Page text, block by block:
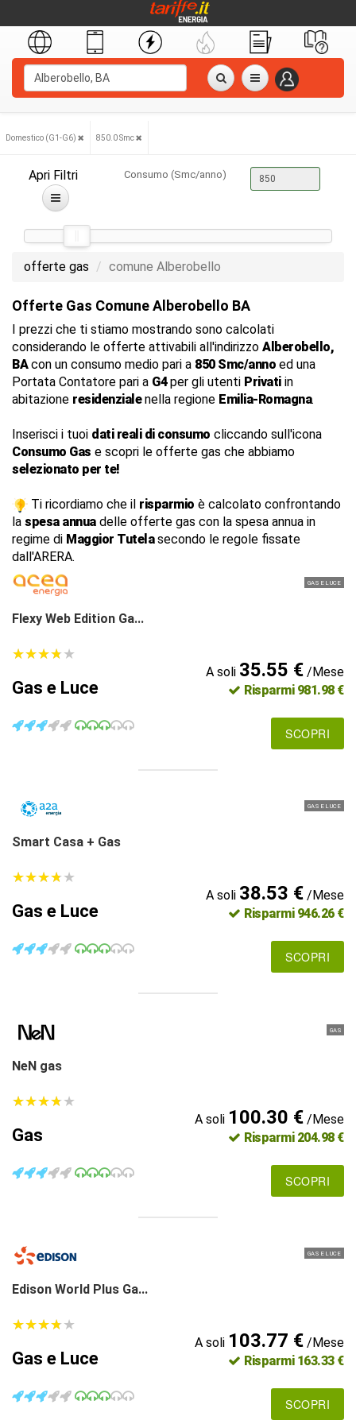
Domestico (G1-G6) 850.0 Smc
Apri Filtri Consumo (Smc/anno)
offerte gas comune Alberobello
Offerte Gas Comune Alberobello BA
I prezzi che ti stiamo mostrando sono calcolati
considerando le offerte attivabili all'indirizzo Alberobello,
BAcon un consumo medio pari a 850 Smc/anno ed una
Portata Contatore pari a G4per gli utenti Privatiin
abitazione residenzialenella regione Emilia-Romagna.
Inserisci i tuoi dati reali di consumo cliccando sull'icona
Consumo Gas e scopri le offerte gas che abbiamo
selezionato per te!
Ti ricordiamo che il risparmio è calcolato confrontando
la spesa annuadelle offerte gas con la spesa annua in
regime di Maggior Tutelasecondo le regole fissate
dall'ARERA.
GAS E LUCE
Flexy Web Edition Ga...
★★★★★
★★★★★
Gas e Luce
A soli 35.55 €/Mese
Risparmi 981.98 €
SCOPRI
GAS E LUCE
Smart Casa + Gas
★★★★★
★★★★★
Gas e Luce
A soli 38.53 €/Mese
Risparmi 946.26 €
SCOPRI
GAS
NeN gas
★★★★★
★★★★★
Gas
A soli 100.30 €/Mese
Risparmi 204.98 €
SCOPRI
GAS E LUCE
Edison World Plus Ga...
★★★★★
★★★★★
Gas e Luce
A soli 103.77 €/Mese
Risparmi 163.33 €
SCOPRI